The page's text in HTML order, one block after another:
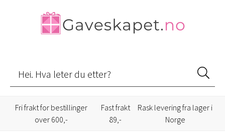
Fri frakt for bestillinger
over 600,-
Fast frakt
89,-
Rask levering fra lager i
Norge